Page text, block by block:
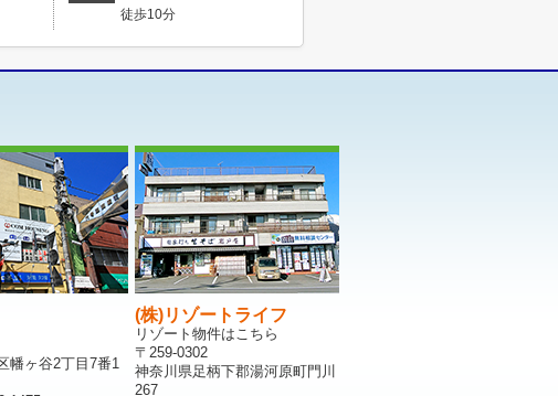
徒歩10分
幡ヶ谷2丁目7番1
(株)リゾートライフ
リゾート物件はこちら
〒259-0302
神奈川県足柄下郡湯河原町門川
267